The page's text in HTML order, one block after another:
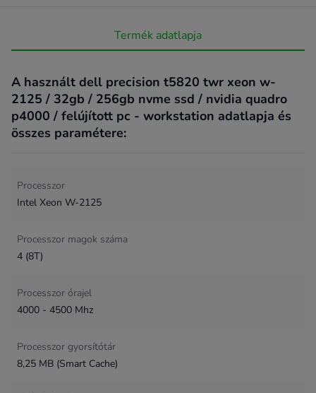
Termék adatlapja
A használt dell precision t5820 twr xeon w-
2125 / 32gb / 256gb nvme ssd / nvidia quadro
p4000 / felújított pc - workstation adatlapja és
összes paramétere:
Processzor
Intel Xeon W-2125
Processzor magok száma
4 (8T)
Processzor órajel
4000 - 4500 Mhz
Processzor gyorsítótár
8,25 MB (Smart Cache)